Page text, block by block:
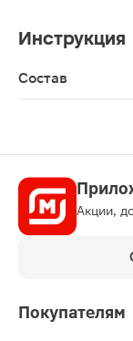
Инструкция
Состав
Акции,
Покупателям